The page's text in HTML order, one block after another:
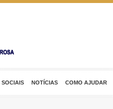
SOCIAIS NOTÍCIAS COMO AJUDAR